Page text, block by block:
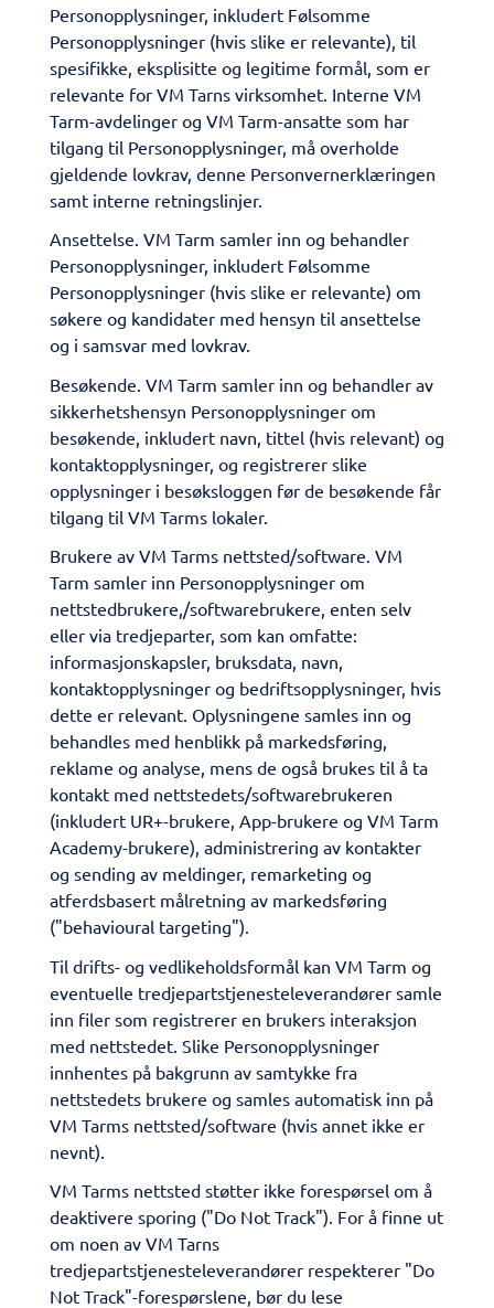
Personopplysninger, inkludert Følsomme
Personopplysninger (hvis slike er relevante), til
spesifikke, eksplisitte og legitime formål, som er
relevante for VM Tarns virksomhet. Interne VM
Tarm-avdelinger og VM Tarm-ansatte som har
tilgang til Personopplysninger, må overholde
gjeldende lovkrav, denne Personvernerklæringen
samt interne retningslinjer.
Ansettelse. VM Tarm samler inn og behandler
Personopplysninger, inkludert Følsomme
Personopplysninger (hvis slike er relevante) om
søkere og kandidater med hensyn til ansettelse
og i samsvar med lovkrav.
Besøkende. VM Tarm samler inn og behandler av
sikkerhetshensyn Personopplysninger om
besøkende, inkludert navn, tittel (hvis relevant) og
kontaktopplysninger, og registrerer slike
opplysninger i besøksloggen før de besøkende får
tilgang til VM Tarms lokaler.
Brukere av VM Tarms nettsted/software. VM
Tarm samler inn Personopplysninger om
nettstedbrukere,/softwarebrukere, enten selv
eller via tredjeparter, som kan omfatte:
informasjonskapsler, bruksdata, navn,
kontaktopplysninger og bedriftsopplysninger, hvis
dette er relevant. Oplysningene samles inn og
behandles med henblikk på markedsføring,
reklame og analyse, mens de også brukes til å ta
kontakt med nettstedets/softwarebrukeren
(inkludert UR+-brukere, App-brukere og VM Tarm
Academy-brukere), administrering av kontakter
og sending av meldinger, remarketing og
atferdsbasert målretning av markedsføring
("behavioural targeting").
Til drifts- og vedlikeholdsformål kan VM Tarm og
eventuelle tredjepartstjenesteleverandører samle
inn filer som registrerer en brukers interaksjon
med nettstedet. Slike Personopplysninger
innhentes på bakgrunn av samtykke fra
nettstedets brukere og samles automatisk inn på
VM Tarms nettsted/software (hvis annet ikke er
nevnt).
VM Tarms nettsted støtter ikke forespørsel om å
deaktivere sporing ("Do Not Track"). For å finne ut
om noen av VM Tarns
tredjepartstjenesteleverandører respekterer "Do
Not Track"-forespørslene, bør du lese